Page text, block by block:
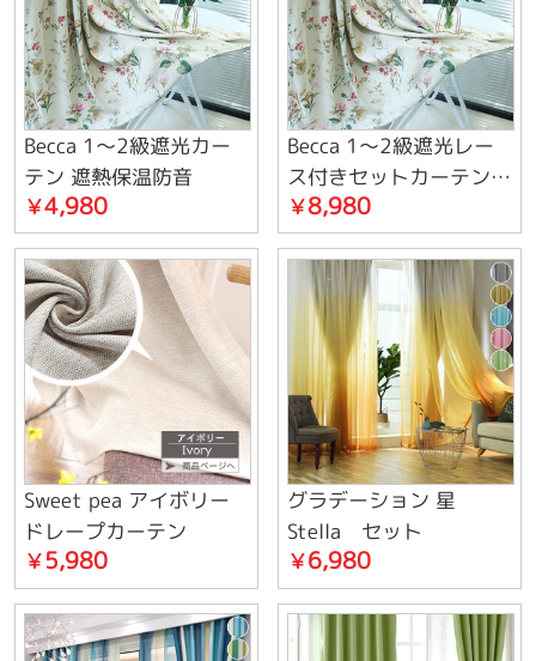
Becca 1～2級遮光カー
テン 遮熱保温防音
￥4,980
Becca 1～2級遮光レー
ス付きセットカーテン
遮熱保温防音
￥8,980
Sweet pea アイボリー
ドレープカーテン
￥5,980
グラデーション 星
Stella セット
￥6,980